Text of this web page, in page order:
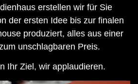
erstellen wir für Sie
der ersten Idee bis zur finalen
produziert, alles aus einer
unschlagbaren Preis.
Ihr Ziel, wir applaudieren.